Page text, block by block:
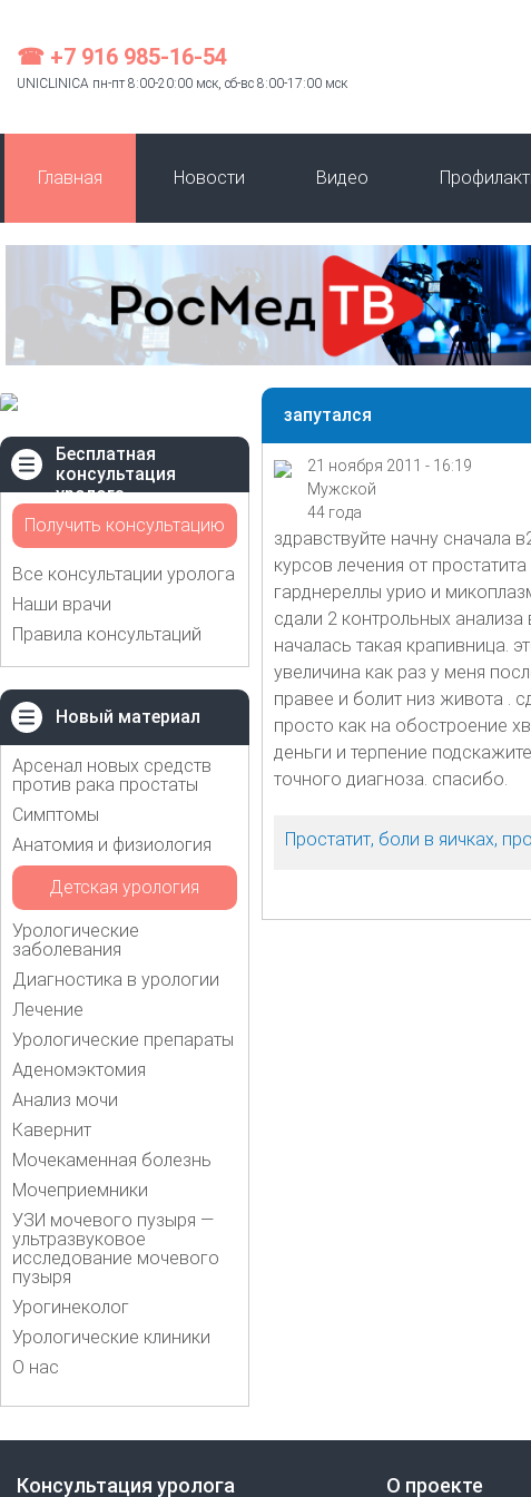
☎ +7 916 985-16-54
UNICLINICA пн-пт 8:00-20:00 мск, сб-вс 8:00-17:00 мск
Главная Новости Видео
Бесплатная
консультация
уролога
Получить консультацию
Все консультации уролога
Наши врачи
Правила консультаций
Новый материал
Арсенал новых средств
против рака простаты
Симптомы
Анатомия и физиология
Детская урология
Урологические
заболевания
Диагностика в урологии
Лечение
Урологические препараты
Аденомэктомия
Анализ мочи
Кавернит
Мочекаменная болезнь
Мочеприемники
УЗИ мочевого пузыря —
ультразвуковое
исследование мочевого
пузыря
Урогинеколог
Урологические клиники
О нас
запутался
21 ноября 2011 - 16:19
Мужской
44 года
здравствуйте начну сначала
курсов лечения от
гарднереллы урио и
сдали 2 контрольных
началась такая крапивница.
увеличина как раз у меня
правее и болит низ живота .
просто как на обостроение
деньги и терпение
точного диагноза. спасибо.
Простатит, боли в яичках,
Консультация уролога О проекте